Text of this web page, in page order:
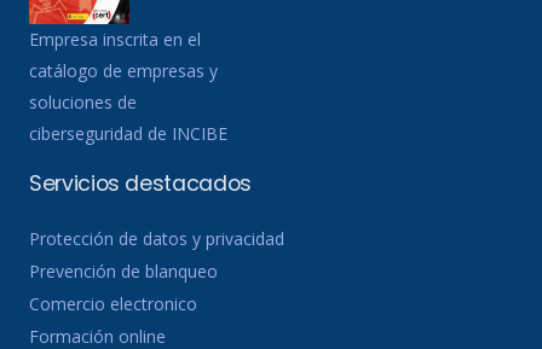
Empresa inscrita en el
catálogo de empresas y
soluciones de
ciberseguridad de INCIBE
Servicios destacados
Protección de datos y privacidad
Prevención de blanqueo
Comercio electronico
Formación online